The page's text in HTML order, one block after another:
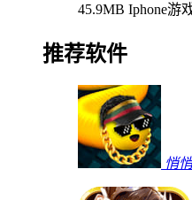
45.9MB Iphone游
推荐软件
悄